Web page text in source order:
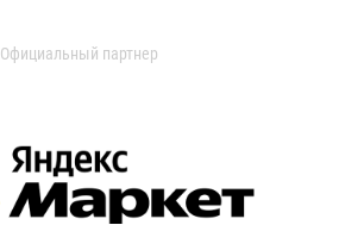
Официальный партнер